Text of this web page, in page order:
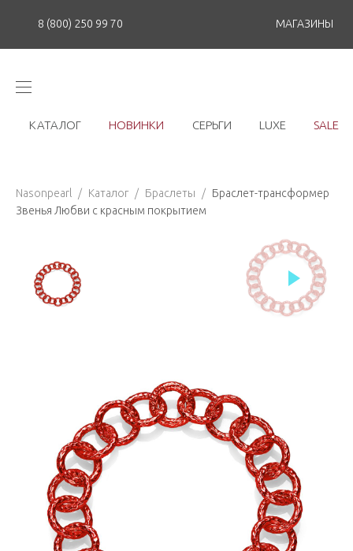
8 (800) 250 99 70 МАГАЗИНЫ
КАТАЛОГ НОВИНКИ СЕРЬГИ LUXE SALE
Nasonpearl / Каталог / Браслеты / Браслет-трансформер
Звенья Любви с красным покрытием